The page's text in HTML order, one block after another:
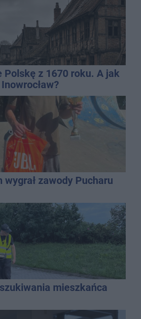
Polskę z 1670 roku. A jak
wygrał zawody Pucharu
mieszkańca